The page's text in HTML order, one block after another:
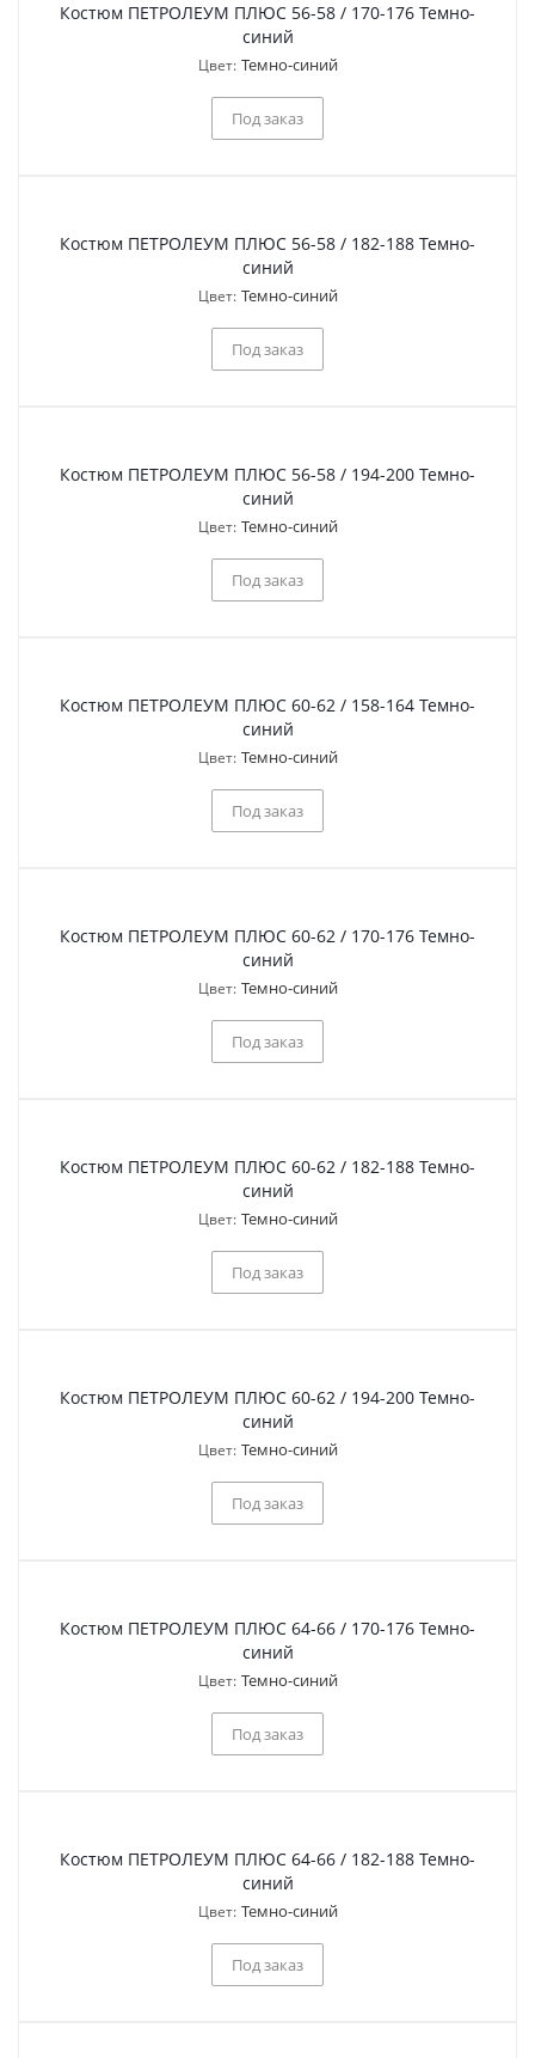
Костюм ПЕТРОЛЕУМ ПЛЮС 56-58 / 170-176 Темно-
синий
Цвет: Темно-синий
Под заказ
Костюм ПЕТРОЛЕУМ ПЛЮС 56-58 / 182-188 Темно-
синий
Цвет: Темно-синий
Под заказ
Костюм ПЕТРОЛЕУМ ПЛЮС 56-58 / 194-200 Темно-
синий
Цвет: Темно-синий
Под заказ
Костюм ПЕТРОЛЕУМ ПЛЮС 60-62 / 158-164 Темно-
синий
Цвет: Темно-синий
Под заказ
Костюм ПЕТРОЛЕУМ ПЛЮС 60-62 / 170-176 Темно-
синий
Цвет: Темно-синий
Под заказ
Костюм ПЕТРОЛЕУМ ПЛЮС 60-62 / 182-188 Темно-
синий
Цвет: Темно-синий
Под заказ
Костюм ПЕТРОЛЕУМ ПЛЮС 60-62 / 194-200 Темно-
синий
Цвет: Темно-синий
Под заказ
Костюм ПЕТРОЛЕУМ ПЛЮС 64-66 / 170-176 Темно-
синий
Цвет: Темно-синий
Под заказ
Костюм ПЕТРОЛЕУМ ПЛЮС 64-66 / 182-188 Темно-
синий
Цвет: Темно-синий
Под заказ